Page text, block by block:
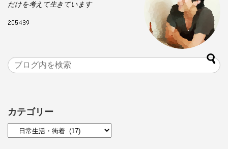
だけを考えて生きています
カテゴリー